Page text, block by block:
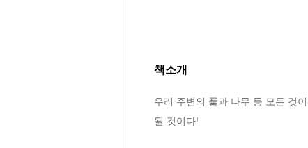
책소개
우리 주변의 풀과 나무 등 모든 것
될 것이다!